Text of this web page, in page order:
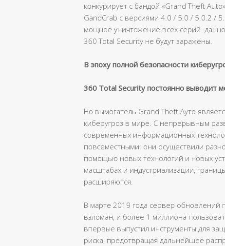
конкурирует с бандой «Grand Theft
GandCrab с версиями 4.0 / 5.0 / 5.0.2 /
мощное уничтожение всех серий
360 Total Security не будут заражены.
В эпоху полной безопасности
360 Total Security постоянно выводит
Но вымогатель Grand Theft Ауто
киберугроз в мире. С непрерывным
современных информационных
повсеместными: они осуществили
помощью новых технологий и новых
масштабах и индустриализации,
расширяются.
В марте 2019 года сервер обновлений
взломан, и более 1 миллиона
впервые выпустил инструменты для
риска, предотвращая дальнейшее